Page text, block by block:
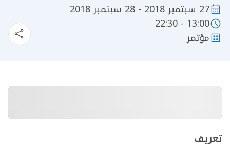
27 سبتمبر 2018 - 28 سبتمبر 2018
13:00 - 22:30
مؤتمر
تعريف